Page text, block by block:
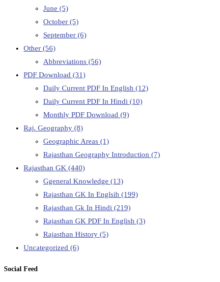
June (5)
October (5)
September (6)
Other (56)
Abbreviations (56)
PDF Download (31)
Daily Current PDF In English (12)
Daily Current PDF In Hindi (10)
Monthly PDF Download (9)
Raj. Geography (8)
Geographic Areas (1)
Rajasthan Geography Introduction (7)
Rajasthan GK (440)
Ggeneral Knowledge (13)
Rajasthan GK In Englsih (199)
Rajasthan Gk In Hindi (219)
Rajasthan GK PDF In English (3)
Rajasthan History (5)
Uncategorized (6)
Social Feed